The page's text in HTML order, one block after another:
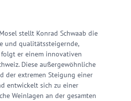
stellt Konrad Schwaab die
und qualitätssteigernde,
folgt er einem innovativen
Diese außergewöhnliche
der extremen Steigung einer
entwickelt sich zu einer
Weinlagen an der gesamten